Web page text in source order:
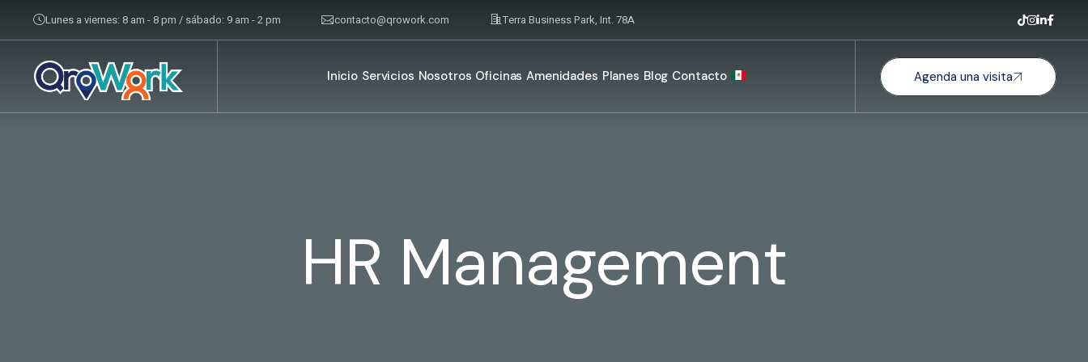
Lunes a viernes: 8 am - 8 pm / sábado: 9 am - 2 pm contacto@qrowork.com Terra Business Park, Int. 78A
Inicio Servicios Nosotros Oficinas Amenidades Planes Blog Contacto Agenda una visita
HR Management